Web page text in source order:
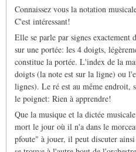
Connaissez vous la notation
C'est intéressant!
Elle se parle par signes exactement
sur une portée: les 4 doigts,
constitue la portée. L'index de la
doigts (la note est sur la ligne) ou
lignes). Le ré est au même endroit,
le poignet: Rien à apprendre!
Que la musique et la dictée
mort le jour où il n'a dans le
pfoute" à jouer, il peut discuter